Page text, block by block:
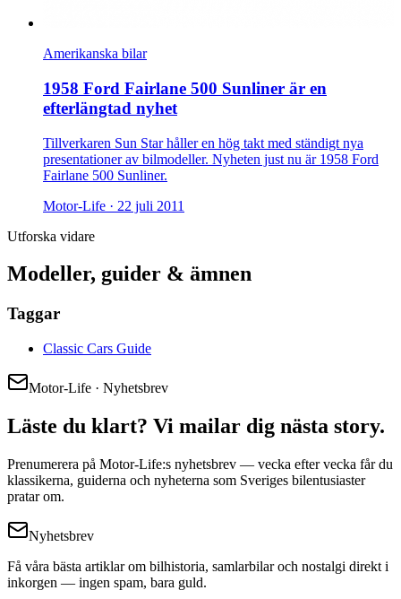
Amerikanska bilar
1958 Ford Fairlane 500 Sunliner är en
efterlängtad nyhet
Tillverkaren Sun Star håller en hög takt med ständigt nya
presentationer av bilmodeller. Nyheten just nu är 1958 Ford
Fairlane 500 Sunliner.
Motor-Life · 22 juli 2011
Utforska vidare
Modeller, guider & ämnen
Taggar
Classic Cars Guide
Motor-Life · Nyhetsbrev
Läste du klart? Vi mailar dig nästa story.
Prenumerera på Motor-Life:s nyhetsbrev — vecka efter vecka får du
klassikerna, guiderna och nyheterna som Sveriges bilentusiaster
pratar om.
Nyhetsbrev
Få våra bästa artiklar om bilhistoria, samlarbilar och nostalgi direkt i
inkorgen — ingen spam, bara guld.